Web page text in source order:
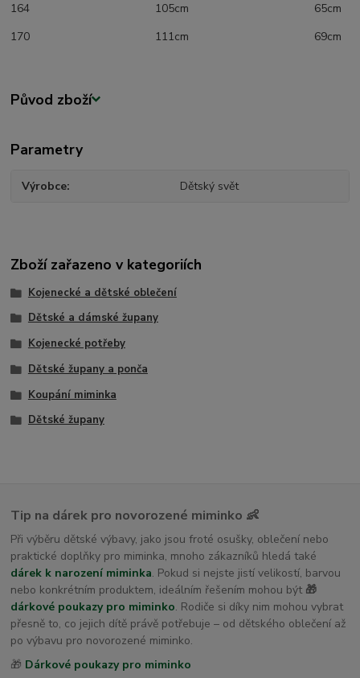
164 105cm 65cm
170 111cm 69cm
Původ zboží
Parametry
Výrobce Dětský svět
Zboží zařazeno v kategoriích
Kojenecké a dětské oblečení
Dětské a dámské župany
Kojenecké potřeby
Dětské župany a ponča
Koupání miminka
Dětské župany
Tip na dárek pro novorozené miminko 👶
Při výběru dětské výbavy, jako jsou froté osušky, oblečení nebo
praktické doplňky pro miminka, mnoho zákazníků hledá také
dárek k narození miminka. Pokud si nejste jistí velikostí, barvou
nebo konkrétním produktem, ideálním řešením mohou být 🎁
dárkové poukazy pro miminko. Rodiče si díky nim mohou vybrat
přesně to, co jejich dítě právě potřebuje – od dětského oblečení až
po výbavu pro novorozené miminko.
🎁 Dárkové poukazy pro miminko